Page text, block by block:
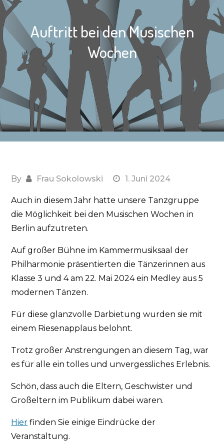
Auftritt bei den Musischen
Wochen
By Frau Sokolowski 1. Juni 2024
Auch in diesem Jahr hatte unsere Tanzgruppe
die Möglichkeit bei den Musischen Wochen in
Berlin aufzutreten.
Auf großer Bühne im Kammermusiksaal der
Philharmonie präsentierten die Tänzerinnen aus
Klasse 3 und 4 am 22. Mai 2024 ein Medley aus 5
modernen Tänzen.
Für diese glanzvolle Darbietung wurden sie mit
einem Riesenapplaus belohnt.
Trotz großer Anstrengungen an diesem Tag, war
es für alle ein tolles und unvergessliches Erlebnis.
Schön, dass auch die Eltern, Geschwister und
Großeltern im Publikum dabei waren.
Hier finden Sie einige Eindrücke der
Veranstaltung.